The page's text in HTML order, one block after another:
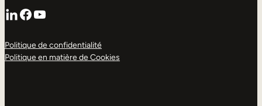
LinkedIn
Facebook
YouTube
Politique de confidentialité
Politique en matière de Cookies